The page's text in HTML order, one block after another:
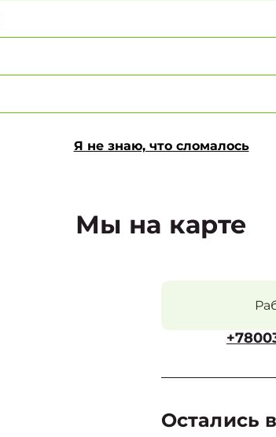
Я не знаю, что сломалось
Мы на карте
Остались